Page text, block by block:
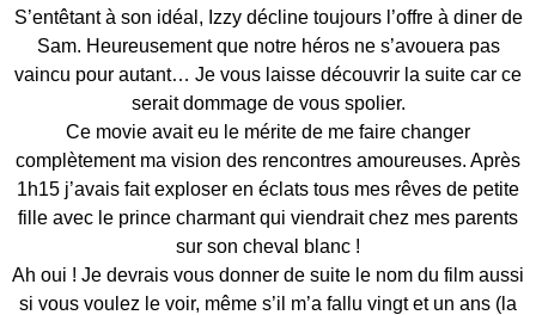
S’entêtant à son idéal, Izzy décline toujours l’offre à diner de
Sam. Heureusement que notre héros ne s’avouera pas
vaincu pour autant… Je vous laisse découvrir la suite car ce
serait dommage de vous spolier.
Ce movie avait eu le mérite de me faire changer
complètement ma vision des rencontres amoureuses. Après
1h15 j’avais fait exploser en éclats tous mes rêves de petite
fille avec le prince charmant qui viendrait chez mes parents
sur son cheval blanc !
Ah oui ! Je devrais vous donner de suite le nom du film aussi
si vous voulez le voir, même s’il m’a fallu vingt et un ans (la